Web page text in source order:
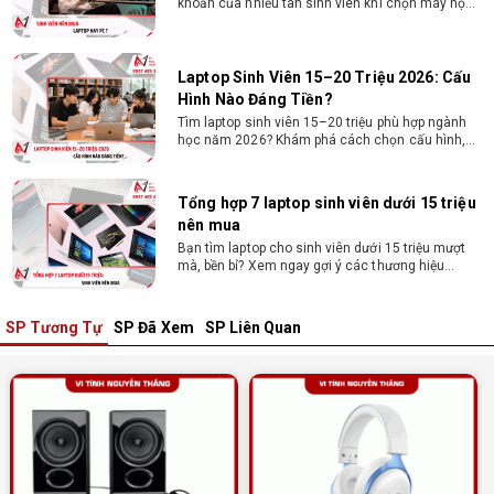
khoăn của nhiều tân sinh viên khi chọn máy học
Laptop Sinh Viên 15–20 Triệu 2026: Cấu
Hình Nào Đáng Tiền?
Tìm laptop sinh viên 15–20 triệu phù hợp ngành
học năm 2026? Khám phá cách chọn cấu hình,
Tổng hợp 7 laptop sinh viên dưới 15 triệu
nên mua
Bạn tìm laptop cho sinh viên dưới 15 triệu mượt
mà, bền bỉ? Xem ngay gợi ý các thương hiệu
Dịch vụ build PC đồ họa tại Đồng Nai theo
yêu cầu, giá tốt, uy tín
Dịch vụ build PC đồ họa tại Đồng Nai theo yêu
cầu uy tín, tối ưu cấu hình xử lý 3D và dựng video
mượt mà. Đăng ký nhận tư vấn và báo giá chi tiết
10+ Mẫu laptop học sinh, sinh viên nên
SP Tương Tự SP Đã Xem SP Liên Quan